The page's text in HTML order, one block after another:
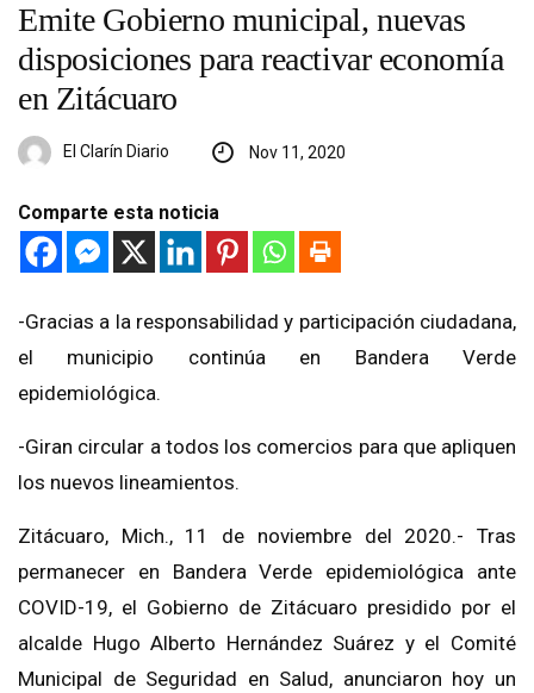
Emite Gobierno municipal, nuevas
disposiciones para reactivar economía
en Zitácuaro
El Clarín Diario Nov 11, 2020
Comparte esta noticia
-Gracias a la responsabilidad y participación ciudadana,
el municipio continúa en Bandera Verde
epidemiológica.
-Giran circular a todos los comercios para que apliquen
los nuevos lineamientos.
Zitácuaro, Mich., 11 de noviembre del 2020.- Tras
permanecer en Bandera Verde epidemiológica ante
COVID-19, el Gobierno de Zitácuaro presidido por el
alcalde Hugo Alberto Hernández Suárez y el Comité
Municipal de Seguridad en Salud, anunciaron hoy un